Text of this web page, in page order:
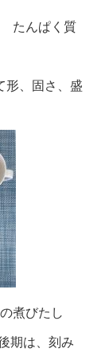
たんぱく質
形、固さ、盛
煮びたし
期は、刻み